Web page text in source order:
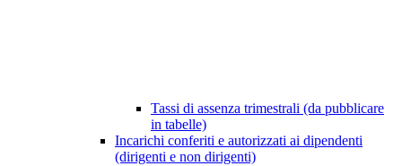
Tassi di assenza trimestrali (da pubblicare
in tabelle)
Incarichi conferiti e autorizzati ai dipendenti
(dirigenti e non dirigenti)